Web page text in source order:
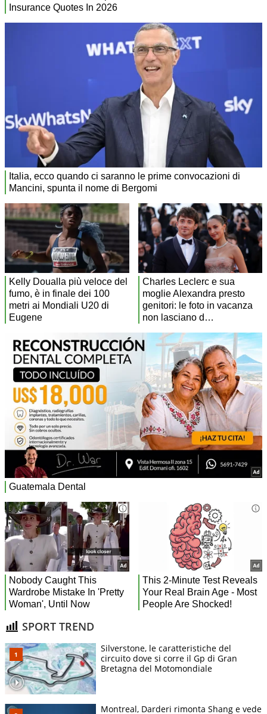
SPORT TREND
Silverstone, le caratteristiche del
circuito dove si corre il Gp di Gran
Bretagna del Motomondiale
Montreal, Darderi rimonta Shang e vede